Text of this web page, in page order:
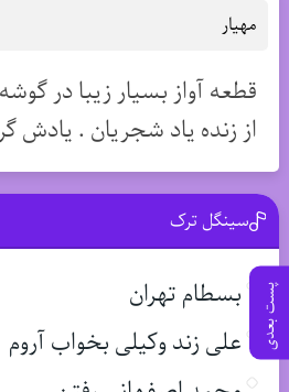
پست بعدی
مهیار
قطعه آواز بسیار زیبا در
از زنده یاد شجریان . یادش
سینگل ترک
بسطام تهران
علی زند وکیلی بخواب آروم